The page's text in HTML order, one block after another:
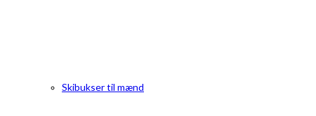
Skibukser til mænd